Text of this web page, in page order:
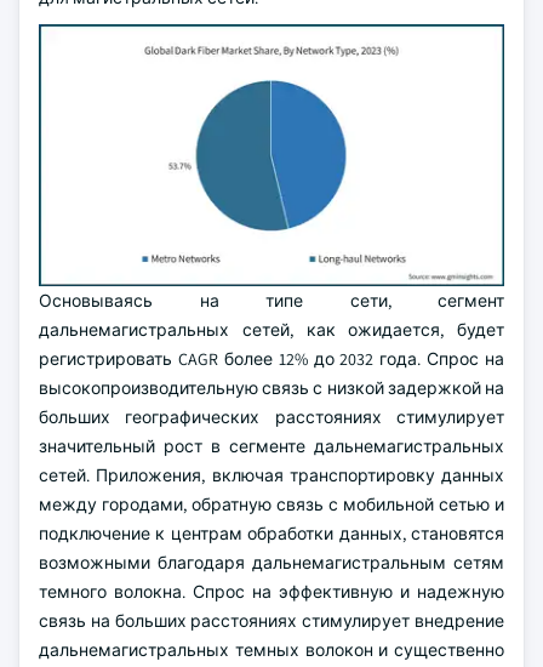
Основываясь на типе сети, сегмент
дальнемагистральных сетей, как ожидается, будет
регистрировать CAGR более 12% до 2032 года. Спрос на
высокопроизводительную связь с низкой задержкой на
больших географических расстояниях стимулирует
значительный рост в сегменте дальнемагистральных
сетей. Приложения, включая транспортировку данных
между городами, обратную связь с мобильной сетью и
подключение к центрам обработки данных, становятся
возможными благодаря дальнемагистральным сетям
темного волокна. Спрос на эффективную и надежную
связь на больших расстояниях стимулирует внедрение
дальнемагистральных темных волокон и существенно